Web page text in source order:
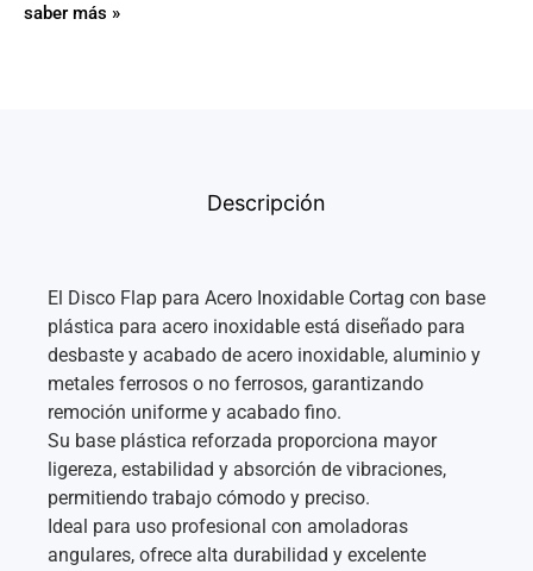
saber más »
Descripción
El Disco Flap para Acero Inoxidable Cortag con base
plástica para acero inoxidable está diseñado para
desbaste y acabado de acero inoxidable, aluminio y
metales ferrosos o no ferrosos, garantizando
remoción uniforme y acabado fino.
Su base plástica reforzada proporciona mayor
ligereza, estabilidad y absorción de vibraciones,
permitiendo trabajo cómodo y preciso.
Ideal para uso profesional con amoladoras
angulares, ofrece alta durabilidad y excelente